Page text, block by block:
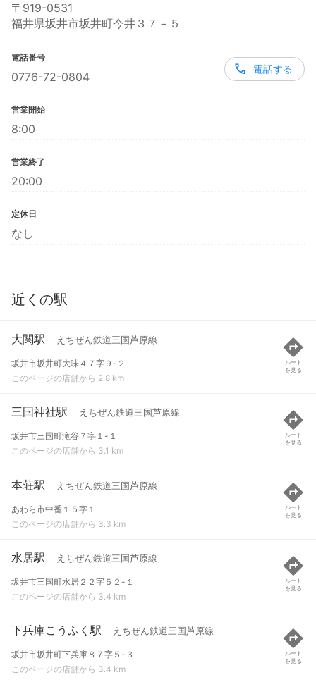
〒919-0531
福井県坂井市坂井町今井３７－５
電話番号
0776-72-0804
電話する
営業開始
8:00
営業終了
20:00
定休日
なし
近くの駅
大関駅 えちぜん鉄道三国芦原線
坂井市坂井町大味４７字９-２
このページの店舗から 2.8 km
ルート
を見る
三国神社駅 えちぜん鉄道三国芦原線
坂井市三国町滝谷７字１-１
このページの店舗から 3.1 km
ルート
を見る
本荘駅 えちぜん鉄道三国芦原線
あわら市中番１５字１
このページの店舗から 3.3 km
ルート
を見る
水居駅 えちぜん鉄道三国芦原線
坂井市三国町水居２２字５２-１
このページの店舗から 3.4 km
ルート
を見る
下兵庫こうふく駅 えちぜん鉄道三国芦原線
坂井市坂井町下兵庫８７字５-３
このページの店舗から 3.4 km
ルート
を見る